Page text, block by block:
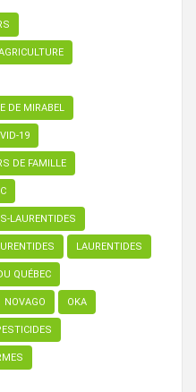
DE MIRABEL
19
DE FAMILLE
LAURENTIDES
LAURENTIDES
QUÉBEC
NOVAGO OKA